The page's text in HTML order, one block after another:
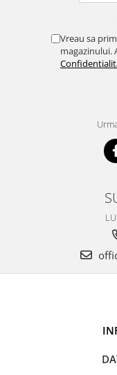
Vreau sa
magazinului.